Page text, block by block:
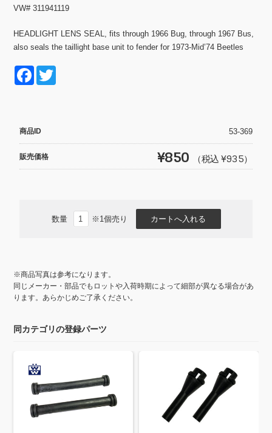
VW# 311941119
HEADLIGHT LENS SEAL, fits through 1966 Bug, through 1967 Bus,
also seals the taillight base unit to fender for 1973-Mid’74 Beetles
F
e
b
o
商品ID 53-369
販売価格 ¥850 （税込 ¥935）
数量 ※1個売り
※商品写真は参考になります。
同じメーカー・部品でもロットや入荷時期によって細部が異なる場合があ
ります。あらかじめご了承ください。
同カテゴリの登録パーツ